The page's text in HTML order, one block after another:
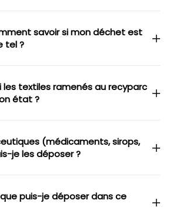
savoir si mon déchet est
tel ?
les textiles ramenés au recyparc
état ?
(médicaments, sirops,
je les déposer ?
puis-je déposer dans ce